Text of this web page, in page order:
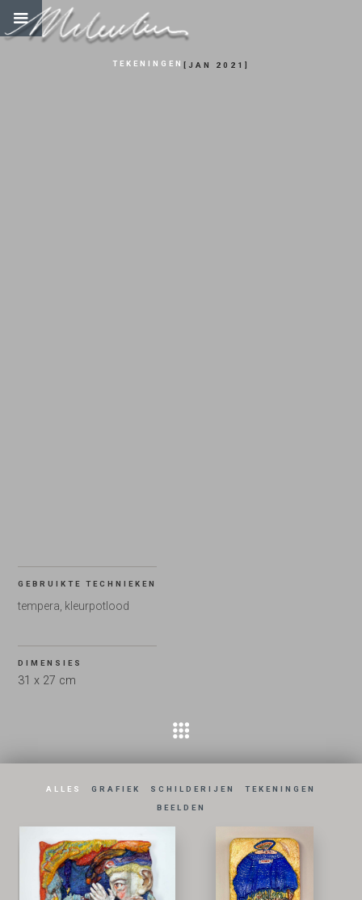
TEKENINGEN [ JAN 2021 ]
GEBRUIKTE TECHNIEKEN
tempera, kleurpotlood
DIMENSIES
31 x 27 cm
ALLES GRAFIEK SCHILDERIJEN TEKENINGEN
BEELDEN